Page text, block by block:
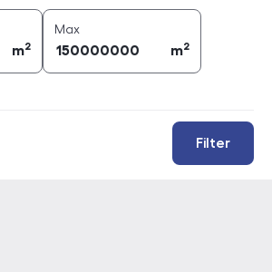
m2
Maxarea (
m2
Filter